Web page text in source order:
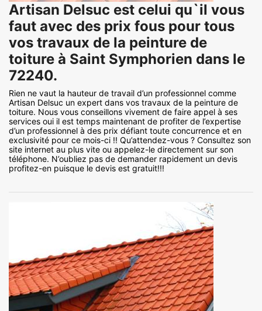
Artisan Delsuc est celui qu`il vous
faut avec des prix fous pour tous
vos travaux de la peinture de
toiture à Saint Symphorien dans le
72240.
Rien ne vaut la hauteur de travail d’un professionnel comme
Artisan Delsuc un expert dans vos travaux de la peinture de
toiture. Nous vous conseillons vivement de faire appel à ses
services oui il est temps maintenant de profiter de l’expertise
d’un professionnel à des prix défiant toute concurrence et en
exclusivité pour ce mois-ci !! Qu’attendez-vous ? Consultez son
site internet au plus vite ou appelez-le directement sur son
téléphone. N’oubliez pas de demander rapidement un devis
profitez-en puisque le devis est gratuit!!!